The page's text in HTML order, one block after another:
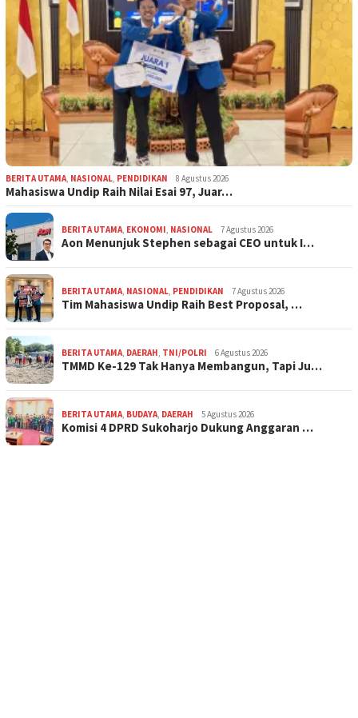
BERITA UTAMA NASIONAL PENDIDIKAN 8 Agustus 2026
Mahasiswa Undip Raih Nilai Esai 97, Juar…
BERITA UTAMA EKONOMI NASIONAL 7 Agustus 2026
Aon Menunjuk Stephen sebagai CEO untuk I…
BERITA UTAMA NASIONAL PENDIDIKAN 7 Agustus 2026
Tim Mahasiswa Undip Raih Best Proposal, …
BERITA UTAMA DAERAH TNI/POLRI 6 Agustus 2026
TMMD Ke-129 Tak Hanya Membangun, Tapi Ju…
BERITA UTAMA BUDAYA DAERAH 5 Agustus 2026
Komisi 4 DPRD Sukoharjo Dukung Anggaran …